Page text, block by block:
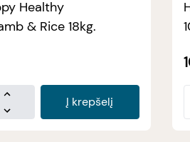
Healthy
& Rice 18kg.
Į krepšelį